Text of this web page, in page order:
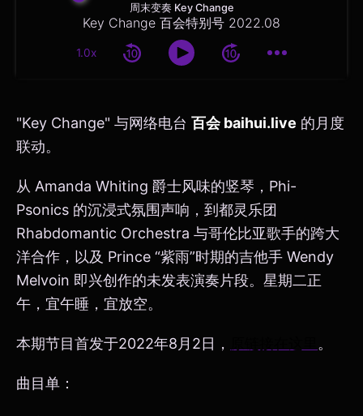
周末变奏 Key Change
Key Change 百会特别号 2022.08
1.0x
"Key Change" 与网络电台 百会 baihui.live 的月度
联动。
从 Amanda Whiting 爵士风味的竖琴，Phi-
Psonics 的沉浸式氛围声响，到都灵乐团
Rhabdomantic Orchestra 与哥伦比亚歌手的跨大
洋合作，以及 Prince “紫雨”时期的吉他手 Wendy
Melvoin 即兴创作的未发表演奏片段。星期二正
午，宜午睡，宜放空。
本期节目首发于2022年8月2日， 。
曲目单：